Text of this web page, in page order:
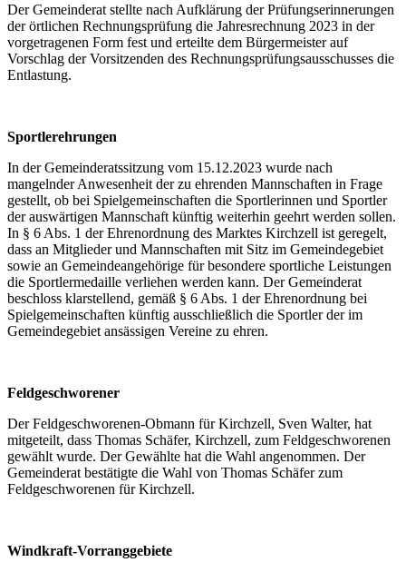
Der Gemeinderat stellte nach Aufklärung der Prüfungserinnerungen
der örtlichen Rechnungsprüfung die Jahresrechnung 2023 in der
vorgetragenen Form fest und erteilte dem Bürgermeister auf
Vorschlag der Vorsitzenden des Rechnungsprüfungsausschusses die
Entlastung.
Sportlerehrungen
In der Gemeinderatssitzung vom 15.12.2023 wurde nach
mangelnder Anwesenheit der zu ehrenden Mannschaften in Frage
gestellt, ob bei Spielgemeinschaften die Sportlerinnen und Sportler
der auswärtigen Mannschaft künftig weiterhin geehrt werden sollen.
In § 6 Abs. 1 der Ehrenordnung des Marktes Kirchzell ist geregelt,
dass an Mitglieder und Mannschaften mit Sitz im Gemeindegebiet
sowie an Gemeindeangehörige für besondere sportliche Leistungen
die Sportlermedaille verliehen werden kann. Der Gemeinderat
beschloss klarstellend, gemäß § 6 Abs. 1 der Ehrenordnung bei
Spielgemeinschaften künftig ausschließlich die Sportler der im
Gemeindegebiet ansässigen Vereine zu ehren.
Feldgeschworener
Der Feldgeschworenen-Obmann für Kirchzell, Sven Walter, hat
mitgeteilt, dass Thomas Schäfer, Kirchzell, zum Feldgeschworenen
gewählt wurde. Der Gewählte hat die Wahl angenommen. Der
Gemeinderat bestätigte die Wahl von Thomas Schäfer zum
Feldgeschworenen für Kirchzell.
Windkraft-Vorranggebiete